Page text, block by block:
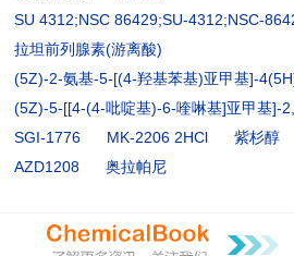
SU 4312;NSC 86429;SU-4312;NSC-
拉坦前列腺素(游离酸)
(5Z)-2-氨基-5-[(4-羟基苯基)亚甲基]-
(5Z)-5-[[4-(4-吡啶基)-6-喹啉基]亚甲基]-
SGI-1776
MK-2206 2HCl 紫杉醇
AZD1208
奥拉帕尼